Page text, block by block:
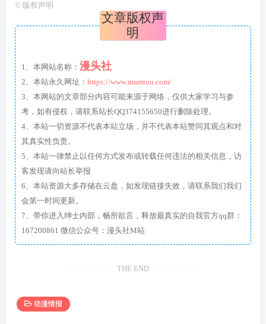
© 版权声明
文章版权声
明
1、本网站名称： 漫头社
2、本站永久网址： https://www.mamtou.com/
3、本网站的文章部分内容可能来源于网络，仅供大家学习与参
考，如有侵权，请联系站长QQ374155650进行删除处理。
4、本站一切资源不代表本站立场，并不代表本站赞同其观点和对
其真实性负责。
5、本站一律禁止以任何方式发布或转载任何违法的相关信息，访
客发现请向站长举报
6、本站资源大多存储在云盘，如发现链接失效，请联系我们我们
会第一时间更新。
7、带你进入绅士内部，畅所欲言，释放最真实的自我官方qq群：
167200861 微信公众号：漫头社M站
THE END
动漫情报